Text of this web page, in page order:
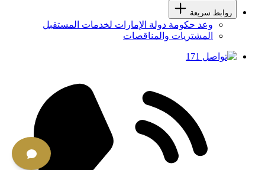
روابط سريعة
وعد حكومة دولة الإمارات لخدمات المستقبل
المشتريات والمناقصات